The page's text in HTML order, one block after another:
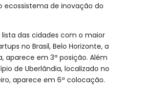
ecossistema de inovação do
lista das cidades com o maior
no Brasil, Belo Horizonte, a
aparece em 3ª posição. Além
de Uberlândia, localizado no
aparece em 6ª colocação.